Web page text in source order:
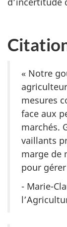
« Notre
mesures
face aux
marchés.
vaillants
marge de
pour
- Marie-